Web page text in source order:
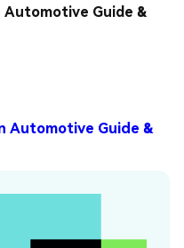
Automotive Guide &
Automotive Guide &